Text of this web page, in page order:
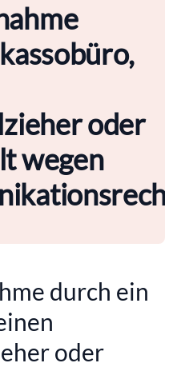
oder
wegen
durch ein
oder